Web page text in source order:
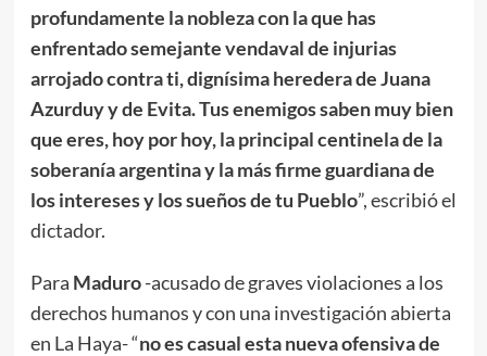
profundamente la nobleza con la que has
enfrentado semejante vendaval de injurias
arrojado contra ti, dignísima heredera de Juana
Azurduy y de Evita. Tus enemigos saben muy bien
que eres, hoy por hoy, la principal centinela de la
soberanía argentina y la más firme guardiana de
los intereses y los sueños de tu Pueblo”, escribió el
dictador.
Para Maduro-acusado de graves violaciones a los
derechos humanos y con una investigación abierta
en La Haya- “no es casual esta nueva ofensiva de